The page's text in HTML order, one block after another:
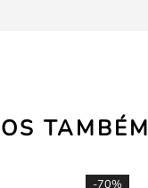
TAMBÉM
-70%